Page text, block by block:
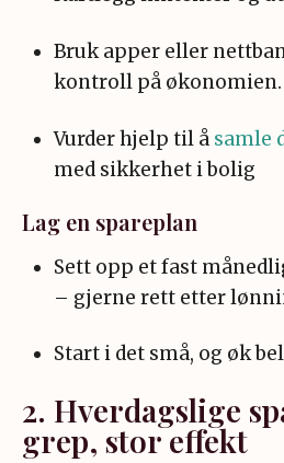
Bruk apper eller
kontroll på økonomien.
Vurder hjelp til å samle
med sikkerhet i bolig
Lag en spareplan
Sett opp et fast
– gjerne rett etter
Start i det små, og øk
2. Hverdagslige
grep, stor effekt